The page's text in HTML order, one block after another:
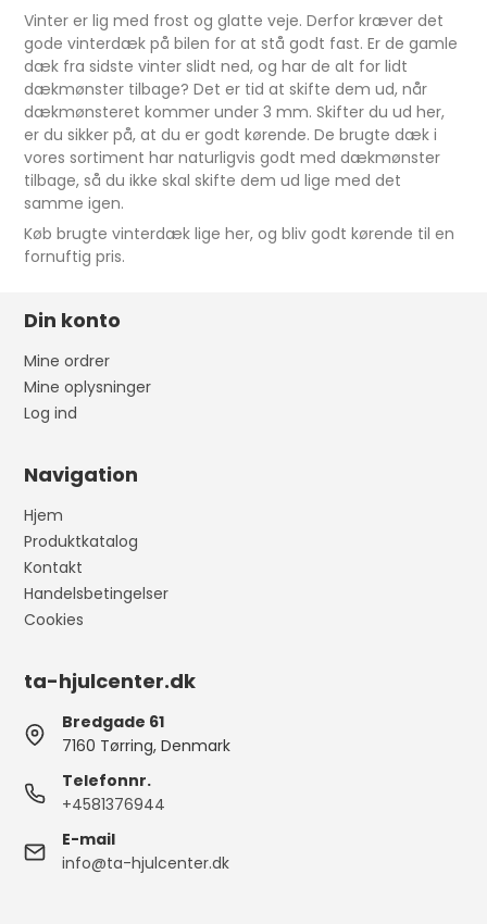
Vinter er lig med frost og glatte veje. Derfor kræver det
gode vinterdæk på bilen for at stå godt fast. Er de gamle
dæk fra sidste vinter slidt ned, og har de alt for lidt
dækmønster tilbage? Det er tid at skifte dem ud, når
dækmønsteret kommer under 3 mm. Skifter du ud her,
er du sikker på, at du er godt kørende. De brugte dæk i
vores sortiment har naturligvis godt med dækmønster
tilbage, så du ikke skal skifte dem ud lige med det
samme igen.
Køb brugte vinterdæk lige her, og bliv godt kørende til en
fornuftig pris.
Din konto
Mine ordrer
Mine oplysninger
Log ind
Navigation
Hjem
Produktkatalog
Kontakt
Handelsbetingelser
Cookies
ta-hjulcenter.dk
Bredgade 61
7160 Tørring, Denmark
Telefonnr.
+4581376944
E-mail
info@ta-hjulcenter.dk